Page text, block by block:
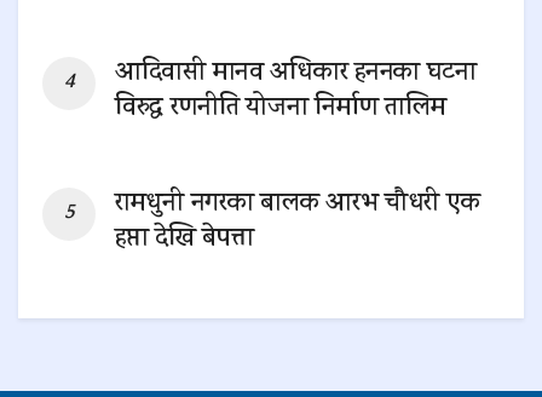
आदिवासी मानव अधिकार हननका घटना
विरुद्ध रणनीति योजना निर्माण तालिम
रामधुनी नगरका बालक आरभ चौधरी एक
हप्ता देखि बेपत्ता